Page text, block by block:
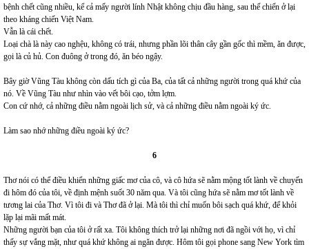
bệnh chết cũng nhiều, kể cả mấy người lính Nhật không chịu đầu hàng, sau thế chiến ở lại
theo kháng chiến Việt Nam.
Vẫn là cái chết.
Loại chà là này cao nghệu, không có trái, nhưng phần lõi thân cây gần gốc thì mềm, ăn được,
gọi là củ hủ. Con đuông ở trong đó, ăn béo ngậy.
Bây giờ Vũng Tàu không còn dấu tích gì của Ba, của tất cả những người trong quá khứ của
nó. Về Vũng Tàu như nhìn vào vết bôi cạo, tởm lợm.
Con cứ nhớ, cả những điều nằm ngoài lịch sử, và cả những điều nằm ngoài ký ức.
Làm sao nhớ những điều ngoài ký ức?
6
Thơ nói có thể điều khiển những giấc mơ của cô, và cô hứa sẽ nằm mộng tốt lành về chuyến
đi hôm đó của tôi, về định mệnh suốt 30 năm qua. Và tôi cũng hứa sẽ nằm mơ tốt lành về
tương lai của Thơ. Vì tôi đi và Thơ đã ở lại. Mà tôi thì chỉ muốn bôi sạch quá khứ, để khỏi
lặp lại mãi mất mát.
Những người bạn của tôi ở rất xa. Tôi không thích trở lại những nơi đã ngồi với họ, vì chỉ
thấy sự vắng mặt, như quá khứ không ai ngăn được. Hôm tôi gọi phone sang New York tìm